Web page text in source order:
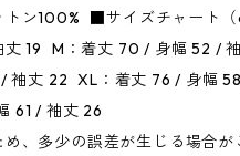
ン100% ■サイズチャート
丈 19 M：着丈 70 / 身幅 52 /
袖丈 22 XL：着丈 76 / 身幅
61 / 袖丈 26
、多少の誤差が生じる場合が